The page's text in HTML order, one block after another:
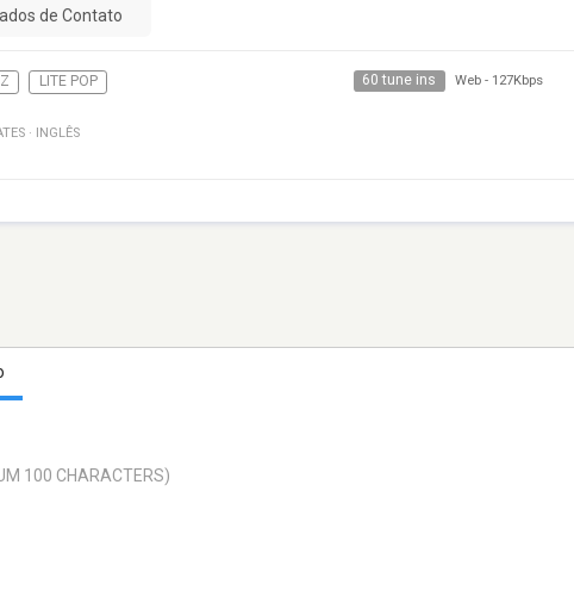
de Contato
LITE POP 60 tune ins Web - 127Kbps
· INGLÊS